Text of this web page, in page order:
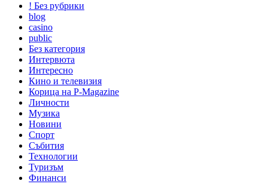
! Без рубрики
blog
casino
public
Без категория
Интервюта
Интересно
Кино и телевизия
Корица на P-Magazine
Личности
Музика
Новини
Спорт
Събития
Технологии
Туризъм
Финанси